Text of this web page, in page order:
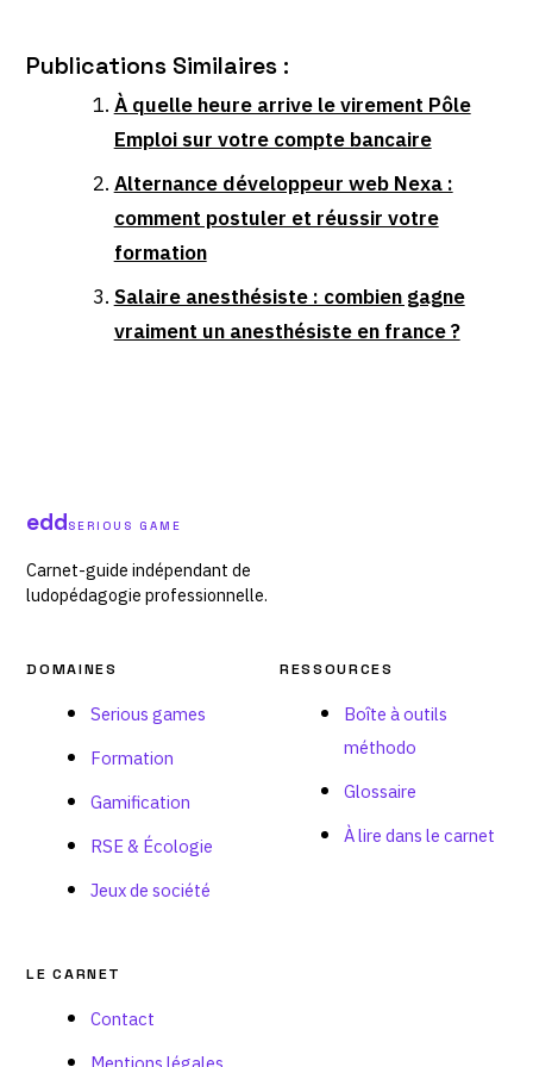
Publications Similaires :
À quelle heure arrive le virement Pôle
Emploi sur votre compte bancaire
Alternance développeur web Nexa :
comment postuler et réussir votre
formation
Salaire anesthésiste : combien gagne
vraiment un anesthésiste en france ?
eddSERIOUS GAME
Carnet-guide indépendant de
ludopédagogie professionnelle.
DOMAINES
Serious games
Formation
Gamification
RSE & Écologie
Jeux de société
RESSOURCES
Boîte à outils
méthodo
Glossaire
À lire dans le carnet
LE CARNET
Contact